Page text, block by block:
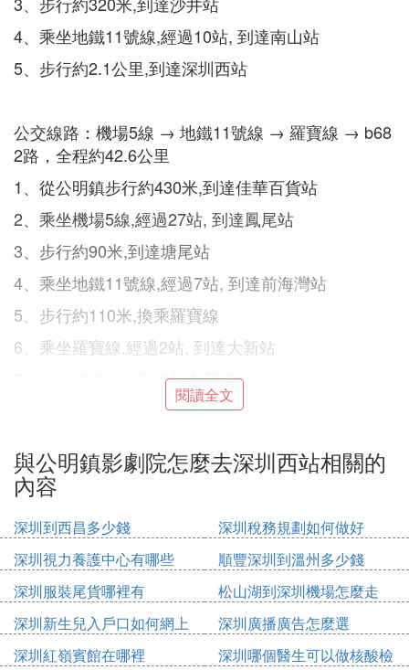
4、乘坐地鐵11號線,經過10站, 到達南山站
5、步行約2.1公里,到達深圳西站
公交線路：機場5線 → 地鐵11號線 → 羅寶線 → b68
2路，全程約42.6公里
1、從公明鎮步行約430米,到達佳華百貨站
2、乘坐機場5線,經過27站, 到達鳳尾站
3、步行約90米,到達塘尾站
4、乘坐地鐵11號線,經過7站, 到達前海灣站
5、步行約110米,換乘羅寶線
6、乘坐羅寶線,經過2站, 到達大新站
7、步行約250米,到達前海花園站
8、乘坐b682路,經過1站, 到達南頭火車西站
『貳』 深圳西到光明新區公明鎮怎麼走
出發點：深圳火車西站
目的地：公明鎮樓村第二工業區
1、建議在 南頭火車西站 坐 58 到 景鵬大廈-->▲對
面換乘 光明快線(K578) 到 大通工業城 下車步行約25
07米到達
途經過 37 個站點。全程 56.3 公里：
閱讀全文
與公明鎮影劇院怎麼去深圳西站相關的
內容
深圳到西昌多少錢
深圳稅務規劃如何做好
深圳視力養護中心有哪些
順豐深圳到溫州多少錢
深圳服裝尾貨哪裡有
松山湖到深圳機場怎麼走
深圳新生兒入戶口如何網上
申請
深圳廣播廣告怎麼選
深圳紅嶺賓館在哪裡
深圳哪個醫生可以做核酸檢